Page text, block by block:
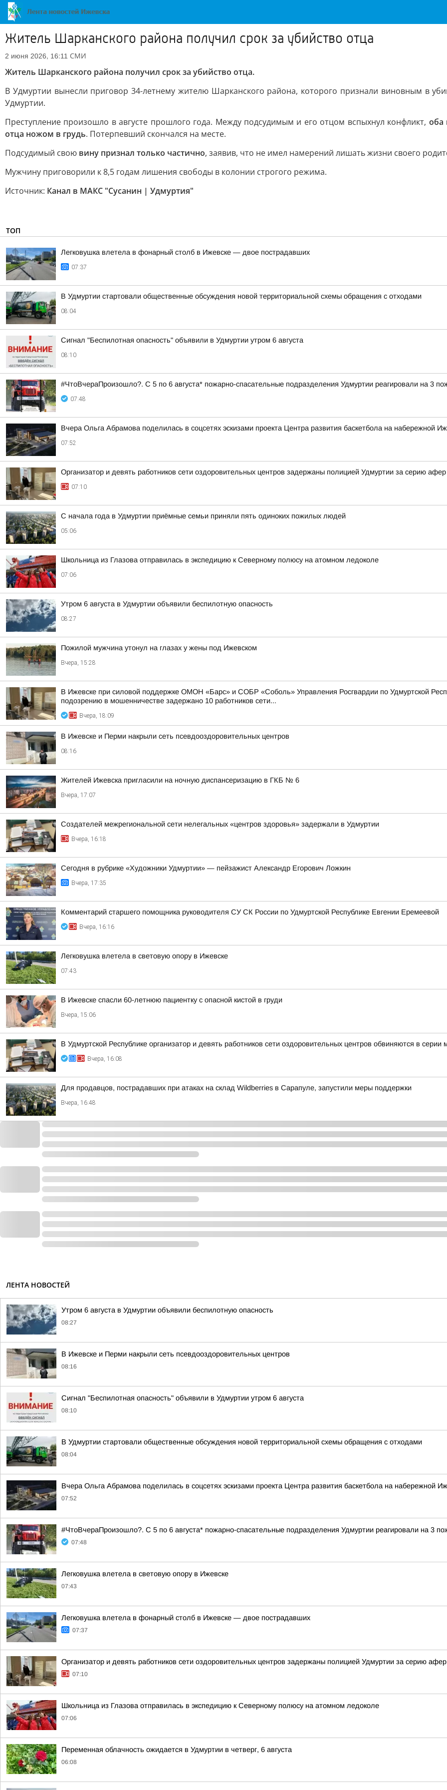
Житель Шарканского района получил срок за убийство отца
2 июня 2026, 16:11 СМИ
Житель Шарканского района получил срок за убийство отца.
В Удмуртии вынесли приговор 34-летнему жителю Шарканского района, которого признали виновным в
Удмуртии.
Преступление произошло в августе прошлого года. Между подсудимым и его отцом вспыхнул конфликт, оба
отца ножом в грудь. Потерпевший скончался на месте.
Подсудимый свою вину признал только частично, заявив, что не имел намерений лишать жизни своего
Мужчину приговорили к 8,5 годам лишения свободы в колонии строгого режима.
Источник: Канал в МАКС "Сусанин | Удмуртия"
ТОП
Легковушка влетела в фонарный столб в Ижевске — двое пострадавших
07:37
В Удмуртии стартовали общественные обсуждения новой территориальной схемы обращения с отходами
08:04
Сигнал "Беспилотная опасность" объявили в Удмуртии утром 6 августа
08:10
#ЧтоВчераПроизошло?. С 5 по 6 августа* пожарно-спасательные подразделения Удмуртии реагировали на 3
07:48
Вчера Ольга Абрамова поделилась в соцсетях эскизами проекта Центра развития баскетбола на набережной
07:52
Организатор и девять работников сети оздоровительных центров задержаны полицией Удмуртии за серию афер
07:10
С начала года в Удмуртии приёмные семьи приняли пять одиноких пожилых людей
05:06
Школьница из Глазова отправилась в экспедицию к Северному полюсу на атомном ледоколе
07:06
Утром 6 августа в Удмуртии объявили беспилотную опасность
08:27
Пожилой мужчина утонул на глазах у жены под Ижевском
Вчера, 15:28
В Ижевске при силовой поддержке ОМОН «Барс» и СОБР «Соболь» Управления Росгвардии по Удмуртской
подозрению в мошенничестве задержано 10 работников сети...
Вчера, 18:09
В Ижевске и Перми накрыли сеть псевдооздоровительных центров
08:16
Жителей Ижевска пригласили на ночную диспансеризацию в ГКБ № 6
Вчера, 17:07
Создателей межрегиональной сети нелегальных «центров здоровья» задержали в Удмуртии
Вчера, 16:18
Сегодня в рубрике «Художники Удмуртии» — пейзажист Александр Егорович Ложкин
Вчера, 17:35
Комментарий старшего помощника руководителя СУ СК России по Удмуртской Республике Евгении Еремеевой
Вчера, 16:16
Легковушка влетела в световую опору в Ижевске
07:43
В Ижевске спасли 60-летнюю пациентку с опасной кистой в груди
Вчера, 15:06
В Удмуртской Республике организатор и девять работников сети оздоровительных центров обвиняются в серии
Вчера, 16:08
Для продавцов, пострадавших при атаках на склад Wildberries в Сарапуле, запустили меры поддержки
Вчера, 16:48
ЛЕНТА НОВОСТЕЙ
Утром 6 августа в Удмуртии объявили беспилотную опасность
08:27
В Ижевске и Перми накрыли сеть псевдооздоровительных центров
08:16
Сигнал "Беспилотная опасность" объявили в Удмуртии утром 6 августа
08:10
В Удмуртии стартовали общественные обсуждения новой территориальной схемы обращения с отходами
08:04
Вчера Ольга Абрамова поделилась в соцсетях эскизами проекта Центра развития баскетбола на набережной
07:52
#ЧтоВчераПроизошло?. С 5 по 6 августа* пожарно-спасательные подразделения Удмуртии реагировали на 3
07:48
Легковушка влетела в световую опору в Ижевске
07:43
Легковушка влетела в фонарный столб в Ижевске — двое пострадавших
07:37
Организатор и девять работников сети оздоровительных центров задержаны полицией Удмуртии за серию афер
07:10
Школьница из Глазова отправилась в экспедицию к Северному полюсу на атомном ледоколе
07:06
Переменная облачность ожидается в Удмуртии в четверг, 6 августа
06:08